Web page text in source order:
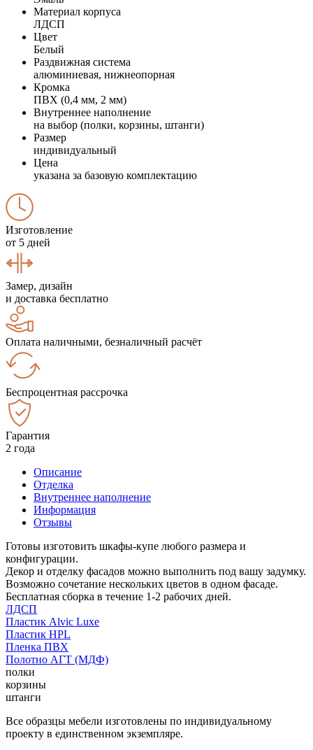
Материал корпуса
ЛДСП
Цвет
Белый
Раздвижная система
алюминиевая, нижнеопорная
Кромка
ПВХ (0,4 мм, 2 мм)
Внутреннее наполнение
на выбор (полки, корзины, штанги)
Размер
индивидуальный
Цена
указана за базовую комплектацию
Изготовление
от 5 дней
Замер, дизайн
и доставка бесплатно
Оплата наличными, безналичный расчёт
Беспроцентная рассрочка
Гарантия
2 года
Описание
Отделка
Внутреннее наполнение
Информация
Отзывы
Готовы изготовить шкафы-купе любого размера и
конфигурации.
Декор и отделку фасадов можно выполнить под вашу задумку.
Возможно сочетание нескольких цветов в одном фасаде.
Бесплатная сборка в течение 1-2 рабочих дней.
ЛДСП
Пластик Alvic Luxe
Пластик HPL
Пленка ПВХ
Полотно АГТ (МДФ)
полки
корзины
штанги
Все образцы мебели изготовлены по индивидуальному
проекту в единственном экземпляре.